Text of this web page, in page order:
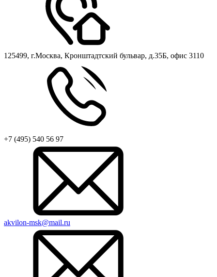
125499, г.Москва, Кронштадтский бульвар, д.35Б, офис 3110
+7 (495) 540 56 97
akvilon-msk@mail.ru